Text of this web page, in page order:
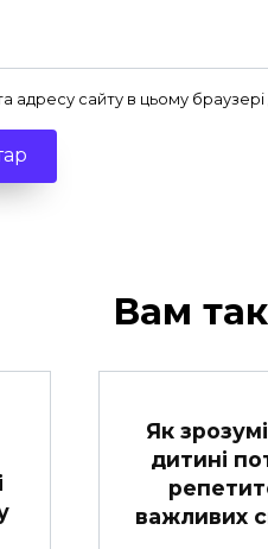
адресу сайту в цьому
Вам
Як
дитині
важливих